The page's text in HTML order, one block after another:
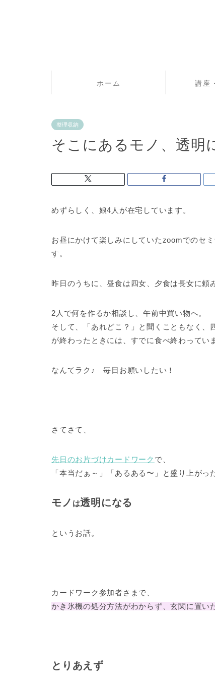
ホーム 講座
整理収納
そこにあるモノ、透明
めずらしく、娘4人が在宅しています。
お昼にかけて楽しみにしていたzoomでのセ
す。
昨日のうちに、昼食は四女、夕食は長女に頼
2人で何を作るか相談し、午前中買い物へ。
そして、「あれどこ？」と聞くこともなく
が終わったときには、すでに食べ終わってい
なんてラク♪ 毎日お願いしたい！
さてさて、
先日のお片づけカードワーク で、
「本当だぁ～」「あるある〜」と盛り上がっ
モノ は透明になる
というお話。
カードワーク参加者さまで、
かき氷機の処分方法がわからず、玄関に置い
とりあえず